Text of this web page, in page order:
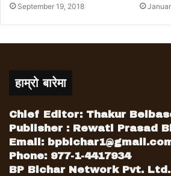
थियो । उहाँको निधनबाट पार्टीले एक
परिवारजनप्रति हार्दिक समवेदना
September 19, 2018
हाम्रो बारेमा
Chief Editor: Thakur
Publisher : Rewati Prasad
Email:
Phone: 977-1-4417934
BP Bichar Network Pvt. Ltd.